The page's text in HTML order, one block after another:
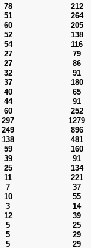
78
212
51
264
60
205
52
138
54
116
27
79
27
86
32
91
37
180
40
65
44
91
60
252
297
1279
249
896
138
481
59
160
39
91
25
134
11
221
7
37
10
55
3
14
12
39
5
25
5
29
5
29